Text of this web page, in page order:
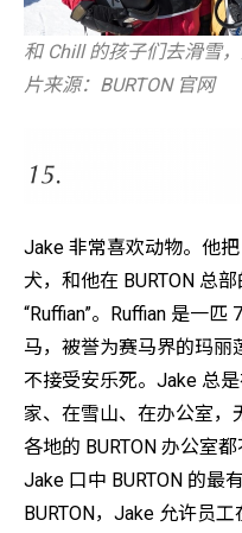
和 Chill 的孩子们去滑雪
片来源：BURTON 官网
Jake 非常喜欢动物。他
犬，和他在 BURTON 总
“Ruffian”。Ruffian 是一
马，被誉为赛马界的玛丽
不接受安乐死。Jake 总
家、在雪山、在办公室，
各地的 BURTON 办公室
Jake 口中 BURTON 的最
BURTON，Jake 允许员